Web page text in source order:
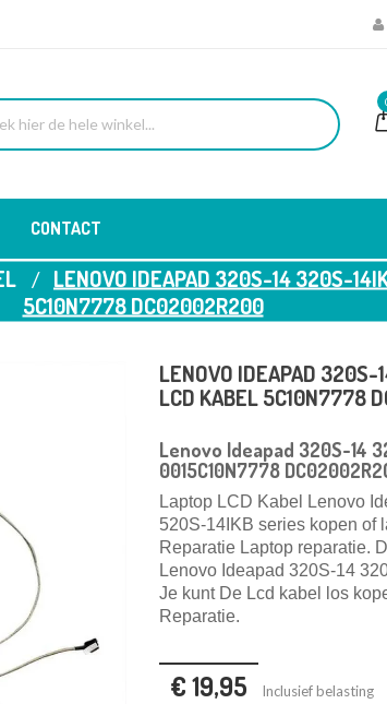
CONTACT
LENOVO IDEAPAD 320S-14 320S-
5C10N7778 DC02002R200
LENOVO IDEAPAD
LCD KABEL 5C10N7778
Lenovo Ideapad 320S-14
0015C10N7778
Laptop LCD Kabel Lenovo
520S-14IKB series kopen of
Reparatie Laptop reparatie.
Lenovo Ideapad 320S-14
Je kunt De Lcd kabel los
Reparatie.
€ 19,95 Inclusief belasting